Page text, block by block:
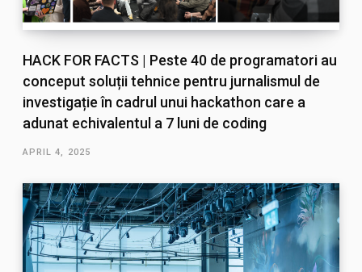
HACK FOR FACTS | Peste 40 de programatori au
conceput soluții tehnice pentru jurnalismul de
investigație în cadrul unui hackathon care a
adunat echivalentul a 7 luni de coding
APRIL 4, 2025